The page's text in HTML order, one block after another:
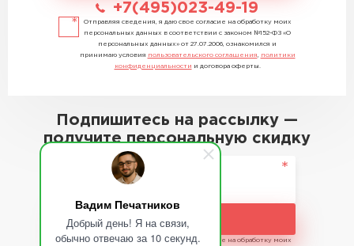
Вадим Печатников
Добрый день! Я на связи,
обычно отвечаю за 10 секунд.
+7(495)023-49-19
Отправляя сведения, я даю свое согласие на обработку моих
персональных данных в соответствии с законом №152-ФЗ «О
персональных данных» от 27.07.2006, ознакомился и
принимаю условия пользовательского соглашения
политики
конфиденциальности и договора оферты.
Подпишитесь на рассылку —
получите персональную скидку
Отправляя сведения, я даю свое согласие на обработку моих